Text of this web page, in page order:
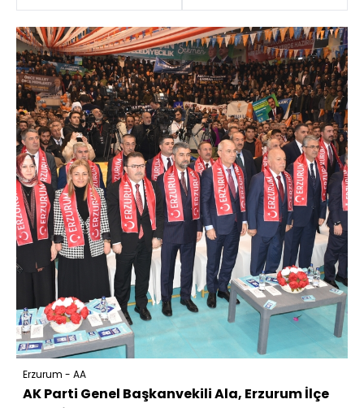
Erzurum - AA
AK Parti Genel Başkanvekili Ala, Erzurum İlçe